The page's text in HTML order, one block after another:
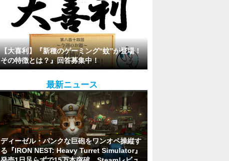
【大喜利】『新種のゲーミング“蚊”が登場！
その特徴とは？』回答募集中！
最新ニュース
ディーゼル・パンクな巨砲をワンオペ操縦す
る『IRON NEST: Heavy Turret Simulator』